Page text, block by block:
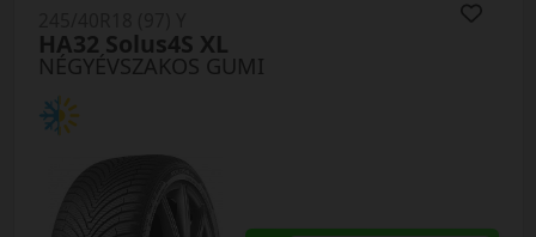
NÉGYÉVSZAKOS GUMI
HA32 Solus4S XL